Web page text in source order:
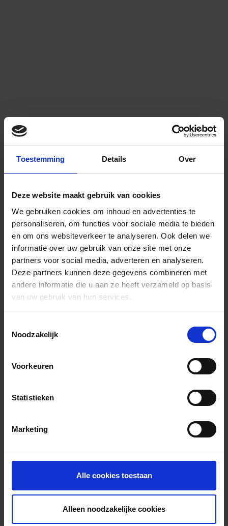
Toestemming Details Over
Deze website maakt gebruik van cookies
We gebruiken cookies om inhoud en advertenties te
personaliseren, om functies voor sociale media te bieden
en om ons websiteverkeer te analyseren. Ook delen we
informatie over uw gebruik van onze site met onze
partners voor social media, adverteren en analyseren.
Deze partners kunnen deze gegevens combineren met
andere informatie die u aan ze heeft verzameld op basis
van uw gebruik van hun services.
Noodzakelijk
Voorkeuren
Statistieken
Marketing
Alle cookies toestaan
Alleen noodzakelijke cookies